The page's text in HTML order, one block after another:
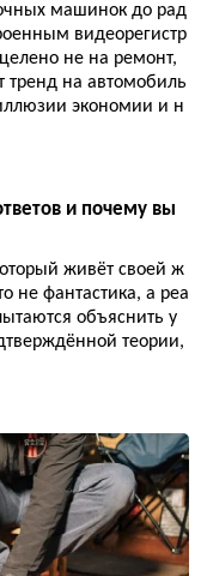
машинок до рад
видеорегистр
не на ремонт,
тренд на автомобиль
экономии и н
и почему вы
живёт своей ж
не фантастика, а реа
объяснить у
теории,